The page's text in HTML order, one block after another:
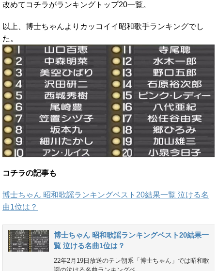
改めてコチラがランキングトップ20一覧。
以上、博士ちゃんよりカッコイイ昭和歌手ランキングでし
た。
コチラの記事も
博士ちゃん 昭和歌謡ランキングベスト20結果一覧 泣ける名
曲1位は？
博士ちゃん 昭和歌謡ランキングベスト20結果一
覧 泣ける名曲1位は？
22年2月19日放送のテレ朝系「博士ちゃん」では昭和歌